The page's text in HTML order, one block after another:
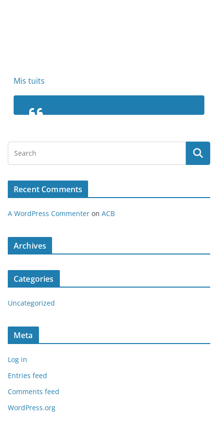
Mis tuits
Recent Comments
A WordPress Commenter on ACB
Archives
Categories
Uncategorized
Meta
Log in
Entries feed
Comments feed
WordPress.org